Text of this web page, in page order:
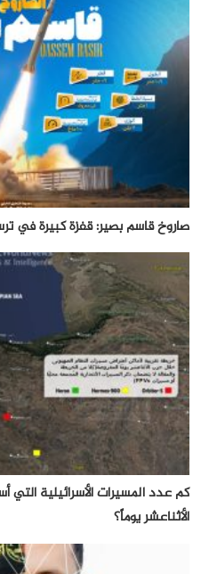
صاروخ قاسم بصير: قفزة كبيرة في
كم عدد المسيرات الأسرائيلية
الأثناعشر يوماً؟